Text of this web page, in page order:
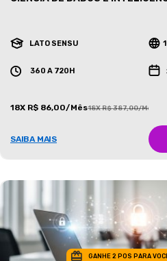
LATO SENSU
360 A 720H
18X R$ 86,00/Mês18X R$ 387,00/Mês
SAIBA MAIS
GANHE 2 POS PARA